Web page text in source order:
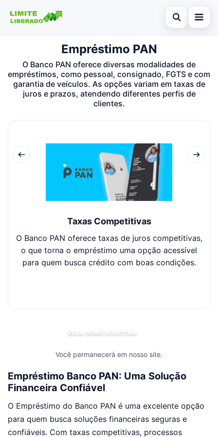
Abrir busca
Cartões de crédito
Finanças
Buscar no site
Buscar por:
Pressione Enter para buscar ou ESC para fechar.
Empréstimo PAN
O Banco PAN oferece diversas modalidades de
empréstimos, como pessoal, consignado, FGTS e com
garantia de veículos. As opções variam em taxas de
juros e prazos, atendendo diferentes perfis de
clientes.
Taxas Competitivas
O Banco PAN oferece taxas de juros competitivas,
o que torna o empréstimo uma opção acessível
para quem busca crédito com boas condições.
VEJA COMO SOLICITAR
Você permanecerá em nosso site.
Empréstimo Banco PAN: Uma Solução
Financeira Confiável
O Empréstimo do Banco PAN é uma excelente opção
para quem busca soluções financeiras seguras e
confiáveis. Com taxas competitivas, processos